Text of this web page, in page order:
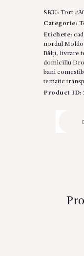
„Drumul
spre
Succes”
#3010
SKU: Tort
Categorie:
Etichete:
nordul
Bălți, livrare
domiciliu
bani
tematic
Product ID: